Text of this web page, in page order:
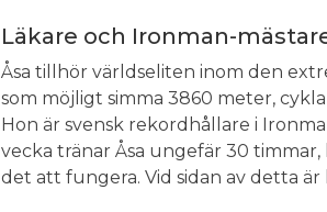
Läkare och Ironman-
Åsa tillhör världseliten inom den
som möjligt simma 3860 meter,
Hon är svensk rekordhållare i
vecka tränar Åsa ungefär 30
det att fungera. Vid sidan av detta